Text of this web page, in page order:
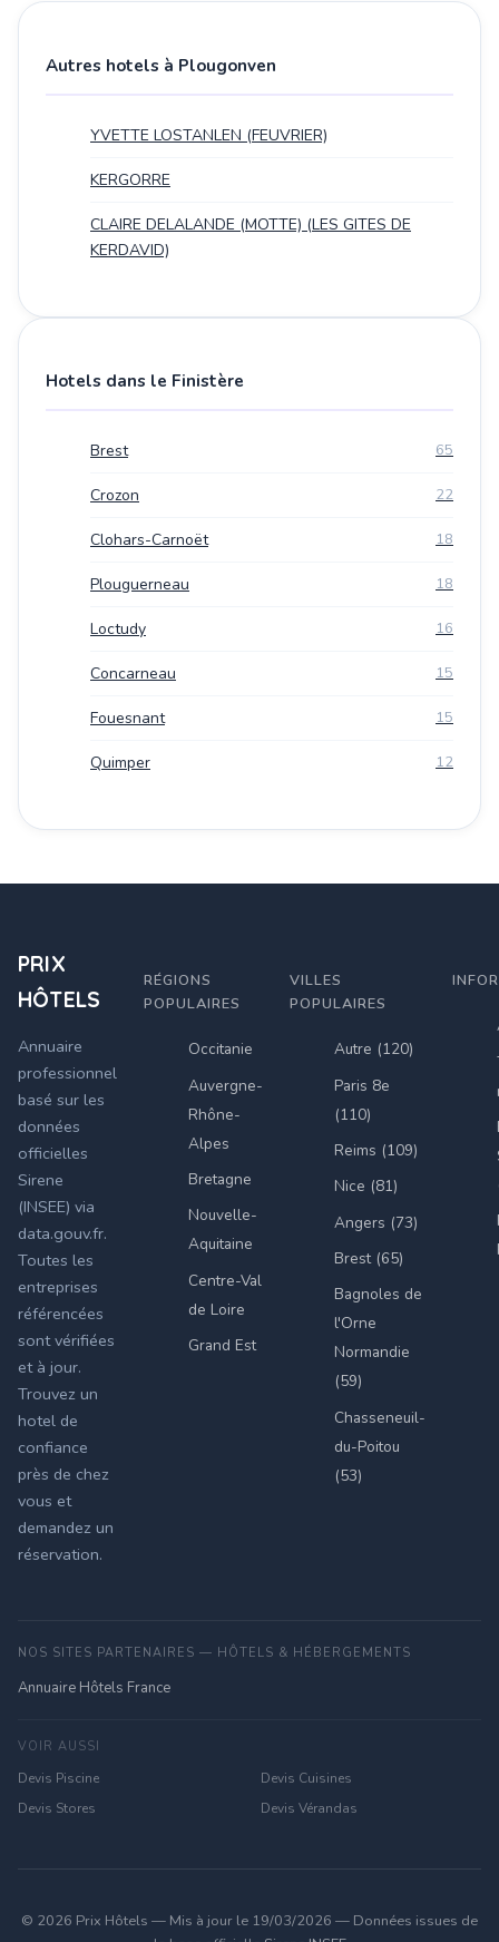
Autres hotels à Plougonven
YVETTE LOSTANLEN (FEUVRIER)
KERGORRE
CLAIRE DELALANDE (MOTTE) (LES GITES DE
KERDAVID)
Hotels dans le Finistère
Brest 65
Crozon 22
Clohars-Carnoët 18
Plouguerneau 18
Loctudy 16
Concarneau 15
Fouesnant 15
Quimper 12
PRIX
HÔTELS
Annuaire
professionnel
basé sur les
données
officielles
Sirene
(INSEE) via
data.gouv.fr.
Toutes les
entreprises
référencées
sont vérifiées
et à jour.
Trouvez un
hotel de
confiance
près de chez
vous et
demandez un
réservation.
RÉGIONS
POPULAIRES
Occitanie
Auvergne-
Rhône-
Alpes
Bretagne
Nouvelle-
Aquitaine
Centre-Val
de Loire
Grand Est
VILLES
POPULAIRES
Autre (120)
Paris 8e
(110)
Reims (109)
Nice (81)
Angers (73)
Brest (65)
Bagnoles de
l'Orne
Normandie
(59)
Chasseneuil-
du-Poitou
(53)
NOS SITES PARTENAIRES — HÔTELS & HÉBERGEMENTS
Annuaire Hôtels France
VOIR AUSSI
Devis Piscine
Devis Cuisines
Devis Stores
Devis Vérandas
© 2026 Prix Hôtels — Mis à jour le 19/03/2026 — Données issues de